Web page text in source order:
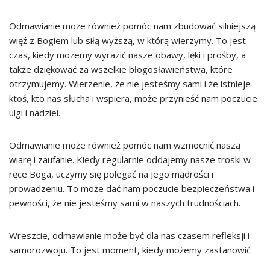
Odmawianie może również pomóc nam zbudować silniejszą
więź z Bogiem lub siłą wyższą, w którą wierzymy. To jest
czas, kiedy możemy wyrazić nasze obawy, lęki i prośby, a
także dziękować za wszelkie błogosławieństwa, które
otrzymujemy. Wierzenie, że nie jesteśmy sami i że istnieje
ktoś, kto nas słucha i wspiera, może przynieść nam poczucie
ulgi i nadziei.
Odmawianie może również pomóc nam wzmocnić naszą
wiarę i zaufanie. Kiedy regularnie oddajemy nasze troski w
ręce Boga, uczymy się polegać na Jego mądrości i
prowadzeniu. To może dać nam poczucie bezpieczeństwa i
pewności, że nie jesteśmy sami w naszych trudnościach.
Wreszcie, odmawianie może być dla nas czasem refleksji i
samorozwoju. To jest moment, kiedy możemy zastanowić